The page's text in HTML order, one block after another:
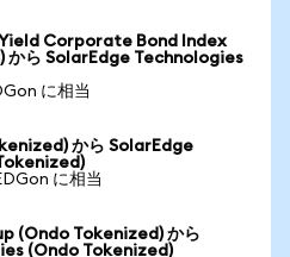
Yield Corporate Bond Index
から SolarEdge Technologies
に相当
から SolarEdge
に相当
(Ondo Tokenized) から
(Ondo Tokenized)